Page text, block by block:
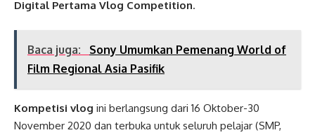
Digital Pertama Vlog Competition.
Baca juga:
Sony Umumkan Pemenang World of
Film Regional Asia Pasifik
Kompetisi vlog ini berlangsung dari 16 Oktober-30
November 2020 dan terbuka untuk seluruh pelajar (SMP,